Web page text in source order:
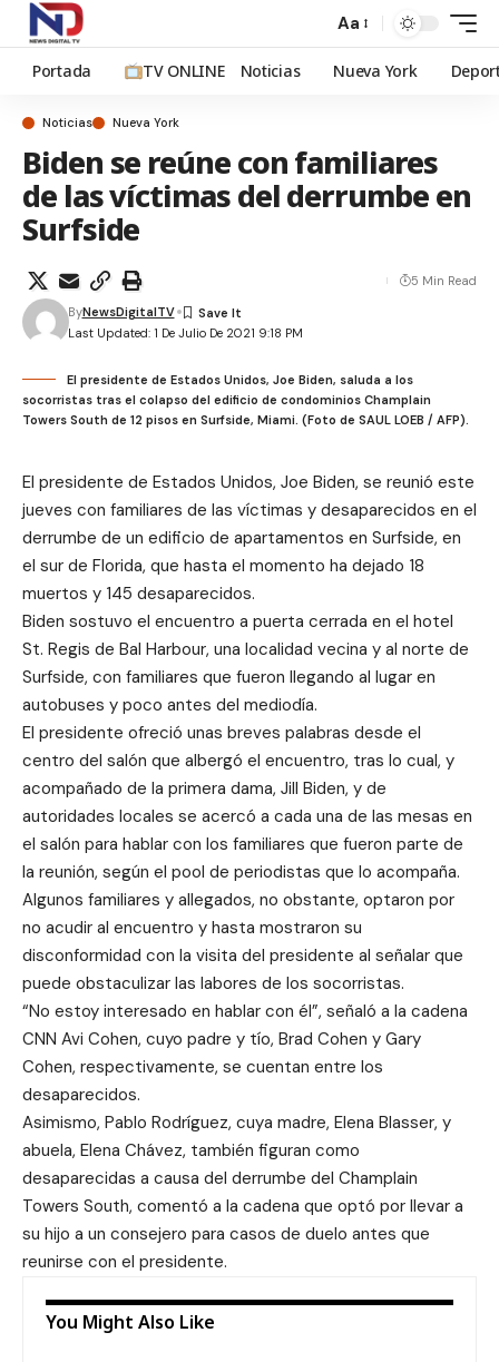
Aa
Portada TV ONLINE Noticias Nueva York
Noticias Nueva York
Biden se reúne con familiares
de las víctimas del derrumbe en
Surfside
Last Updated: 1 De Julio De 2021 9:18 PM
ByNewsDigitalTV
5 Min Read
El presidente de Estados Unidos, Joe Biden, saluda a los
socorristas tras el colapso del edificio de condominios Champlain
Towers South de 12 pisos en Surfside, Miami. (Foto de SAUL LOEB / AFP).
El presidente de Estados Unidos, Joe Biden, se reunió este
jueves con familiares de las víctimas y desaparecidos en el
derrumbe de un edificio de apartamentos en Surfside, en
el sur de Florida, que hasta el momento ha dejado 18
muertos y 145 desaparecidos.
Biden sostuvo el encuentro a puerta cerrada en el hotel
St. Regis de Bal Harbour, una localidad vecina y al norte de
Surfside, con familiares que fueron llegando al lugar en
autobuses y poco antes del mediodía.
El presidente ofreció unas breves palabras desde el
centro del salón que albergó el encuentro, tras lo cual, y
acompañado de la primera dama, Jill Biden, y de
autoridades locales se acercó a cada una de las mesas en
el salón para hablar con los familiares que fueron parte de
la reunión, según el pool de periodistas que lo acompaña.
Algunos familiares y allegados, no obstante, optaron por
no acudir al encuentro y hasta mostraron su
disconformidad con la visita del presidente al señalar que
puede obstaculizar las labores de los socorristas.
“No estoy interesado en hablar con él”, señaló a la cadena
CNN Avi Cohen, cuyo padre y tío, Brad Cohen y Gary
Cohen, respectivamente, se cuentan entre los
desaparecidos.
Asimismo, Pablo Rodríguez, cuya madre, Elena Blasser, y
abuela, Elena Chávez, también figuran como
desaparecidas a causa del derrumbe del Champlain
Towers South, comentó a la cadena que optó por llevar a
su hijo a un consejero para casos de duelo antes que
reunirse con el presidente.
You Might Also Like